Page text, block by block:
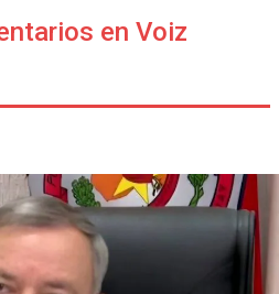
en Voiz